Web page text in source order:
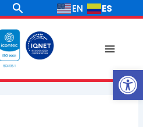
Buscar EN ES
Menu